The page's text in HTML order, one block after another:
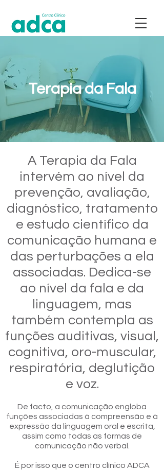
Terapia da Fala
A Terapia da Fala
intervém ao nível da
prevenção, avaliação,
diagnóstico, tratamento
e estudo científico da
comunicação humana e
das perturbações a ela
associadas. Dedica-se
ao nível da fala e da
linguagem, mas
também contempla as
funções auditivas, visual,
cognitiva, oro-muscular,
respiratória, deglutição
e voz.
De facto, a comunicação engloba
funções associadas à compreensão e à
expressão da linguagem oral e escrita,
assim como todas as formas de
comunicação não verbal.
É por isso que o centro clínico ADCA